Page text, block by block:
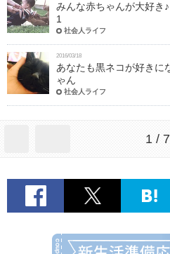
みんな赤ちゃんが大好
1
社会人ライフ
2016/03/18
あなたも黒ネコが好きに
ゃん
社会人ライフ
1 / 7